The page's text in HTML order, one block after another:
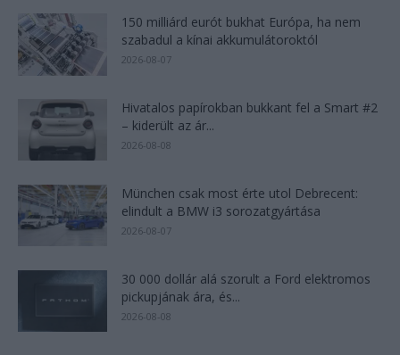
150 milliárd eurót bukhat Európa, ha nem
szabadul a kínai akkumulátoroktól
2026-08-07
Hivatalos papírokban bukkant fel a Smart #2
– kiderült az ár...
2026-08-08
München csak most érte utol Debrecent:
elindult a BMW i3 sorozatgyártása
2026-08-07
30 000 dollár alá szorult a Ford elektromos
pickupjának ára, és...
2026-08-08